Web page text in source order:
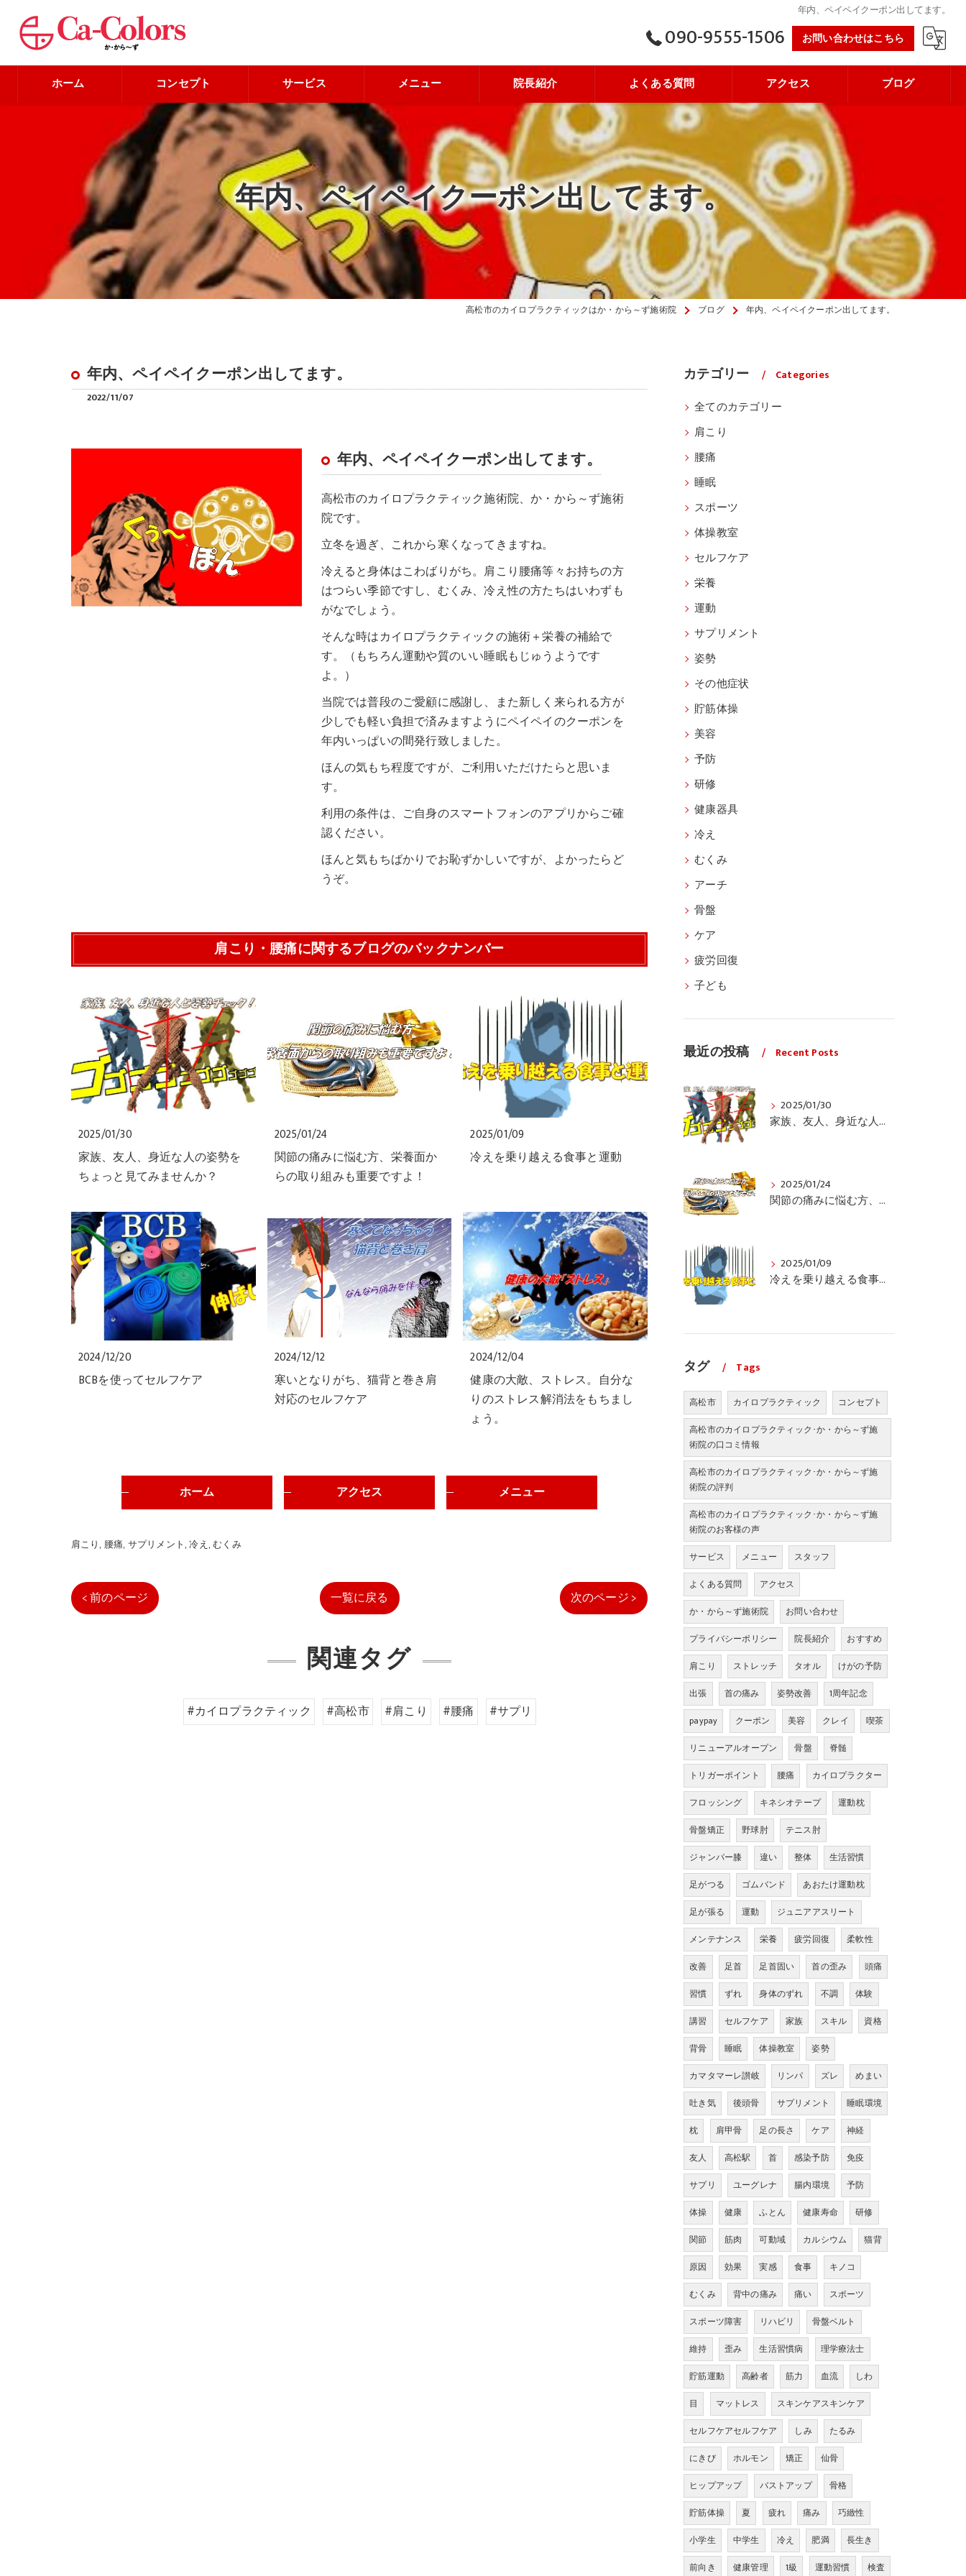
年内、ペイペイクーポン出してます。
090-9555-1506 お問い合わせはこちら
ホーム コンセプト サービス メニュー 院長紹介 よくある質問 アクセス ブログ
年内、ペイペイクーポン出してます。
高松市のカイロプラクティックはか・から～ず施術院 ブログ 年内、ペイペイクーポン出してます。
年内、ペイペイクーポン出してます。
2022/11/07
年内、ペイペイクーポン出してます。
高松市のカイロプラクティック施術院、か・から～ず施術
院です。
立冬を過ぎ、これから寒くなってきますね。
冷えると身体はこわばりがち。肩こり腰痛等々お持ちの方
はつらい季節ですし、むくみ、冷え性の方たちはいわずも
がなでしょう。
そんな時はカイロプラクティックの施術＋栄養の補給で
す。（もちろん運動や質のいい睡眠もじゅうようです
よ。）
当院では普段のご愛顧に感謝し、また新しく来られる方が
少しでも軽い負担で済みますようにペイペイのクーポンを
年内いっぱいの間発行致しました。
ほんの気もち程度ですが、ご利用いただけたらと思いま
す。
利用の条件は、ご自身のスマートフォンのアプリからご確
認ください。
ほんと気もちばかりでお恥ずかしいですが、よかったらど
うぞ。
肩こり・腰痛に関するブログのバックナンバー
2025/01/30
家族、友人、身近な人の姿勢を
ちょっと見てみませんか？
2025/01/24
関節の痛みに悩む方、栄養面か
らの取り組みも重要ですよ！
2025/01/09
冷えを乗り越える食事と運動
2024/12/20
BCBを使ってセルフケア
2024/12/12
寒いとなりがち、猫背と巻き肩
対応のセルフケア
2024/12/04
健康の大敵、ストレス。自分な
りのストレス解消法をもちまし
ょう。
ホーム アクセス メニュー
肩こり 腰痛 サプリメント 冷え むくみ
< 前のページ 一覧に戻る 次のページ >
関連タグ
#カイロプラクティック #高松市 #肩こり #腰痛 #サプリ
カテゴリー Categories
全てのカテゴリー
肩こり
腰痛
睡眠
スポーツ
体操教室
セルフケア
栄養
運動
サプリメント
姿勢
その他症状
貯筋体操
美容
予防
研修
健康器具
冷え
むくみ
アーチ
骨盤
ケア
疲労回復
子ども
最近の投稿 Recent Posts
2025/01/30
家族、友人、身近な人の姿勢をちょっと見てみませんか？
2025/01/24
関節の痛みに悩む方、栄養面からの取り組みも重要ですよ！
2025/01/09
冷えを乗り越える食事と運動
タグ Tags
高松市 カイロプラクティック
コンセプト
高松市のカイロプラクティック･か・から～ず施
術院の口コミ情報
高松市のカイロプラクティック･か・から～ず施
術院の評判
高松市のカイロプラクティック･か・から～ず施
術院のお客様の声
サービス
メニュー
スタッフ
よくある質問
アクセス
か・から～ず施術院
お問い合わせ
プライバシーポリシー
院長紹介
おすすめ
肩こり
ストレッチ タオル
けがの予防
出張
首の痛み 姿勢改善
1周年記念
paypay
クーポン 美容 クレイ
喫茶
リニューアルオープン
骨盤
脊髄
トリガーポイント
腰痛
カイロプラクター
フロッシング
キネシオテープ
運動枕
骨盤矯正
野球肘
テニス肘
ジャンパー膝
違い 整体
生活習慣
足がつる
ゴムバンド
あおたけ運動枕
足が張る
運動
ジュニアアスリート
メンテナンス
栄養 疲労回復
柔軟性
改善
足首 足首固い 首の歪み
頭痛
習慣
ずれ 身体のずれ 不調
体験
講習
セルフケア 家族 スキル
資格
背骨
睡眠 体操教室
姿勢
カマタマーレ讃岐
リンパ ズレ
めまい
吐き気
後頭骨 サプリメント
睡眠環境
枕
肩甲骨 足の長さ ケア
神経
友人
高松駅 首 感染予防
免疫
サプリ
ユーグレナ 腸内環境
予防
体操
健康 ふとん 健康寿命
研修
関節
筋肉 可動域 カルシウム
猫背
原因
効果 実感 食事
キノコ
むくみ
背中の痛み 痛い
スポーツ
スポーツ障害
リハビリ
骨盤ベルト
維持
歪み 生活習慣病
理学療法士
貯筋運動
高齢者 筋力 血流
しわ
目
マットレス
スキンケアスキンケア
セルフケアセルフケア
しみ
たるみ
にきび
ホルモン 矯正
仙骨
ヒップアップ
バストアップ
骨格
貯筋体操
夏 疲れ 痛み
巧緻性
小学生
中学生 冷え 肥満
長生き
前向き
健康管理 1級 運動習慣 検査